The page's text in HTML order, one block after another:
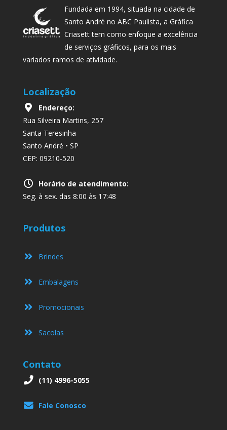
Fundada em 1994, situada na cidade de
Santo André no ABC Paulista, a Gráfica
Criasett tem como enfoque a excelência
de serviços gráficos, para os mais
variados ramos de atividade.
Localização
Endereço:
Rua Silveira Martins, 257
Santa Teresinha
Santo André • SP
CEP: 09210-520
Horário de atendimento:
Seg. à sex. das 8:00 às 17:48
Produtos
Brindes
Embalagens
Promocionais
Sacolas
Contato
(11) 4996-5055
Fale Conosco